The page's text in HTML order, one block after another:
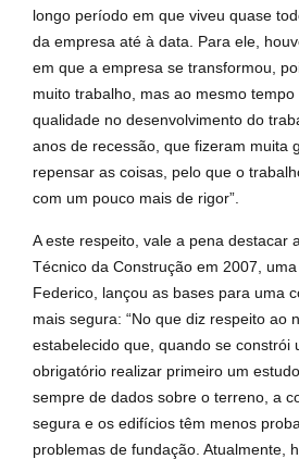
longo período em que viveu quase
da empresa até à data. Para ele,
em que a empresa se transformou,
muito trabalho, mas ao mesmo
qualidade no desenvolvimento do
anos de recessão, que fizeram muita
repensar as coisas, pelo que o
com um pouco mais de rigor”.
A este respeito, vale a pena destacar
Técnico da Construção em 2007,
Federico, lançou as bases para uma
mais segura: “No que diz respeito ao
estabelecido que, quando se constrói
obrigatório realizar primeiro um
sempre de dados sobre o terreno, a
segura e os edifícios têm menos
problemas de fundação. Atualmente,